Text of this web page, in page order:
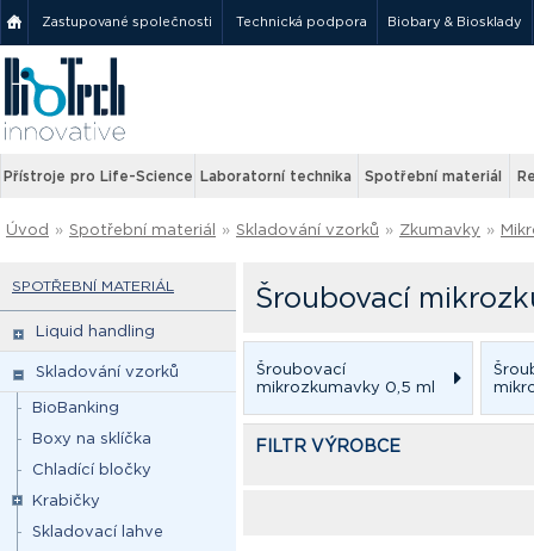
Zastupované společnosti Technická podpora Biobary & Biosklady
Přístroje pro Life-Science Laboratorní technika Spotřební materiál
Úvod » Spotřební materiál » Skladování vzorků » Zkumavky »
SPOTŘEBNÍ MATERIÁL
Liquid handling
Skladování vzorků
BioBanking
Boxy na sklíčka
Chladící bločky
Krabičky
Skladovací lahve
Šroubovací
Šroubovací
mikrozkumavky 0,5 ml
FILTR VÝROBCE